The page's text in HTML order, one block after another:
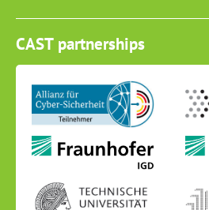
CAST partnerships